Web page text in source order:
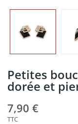
Petites
dorée et
7,90 €
TTC